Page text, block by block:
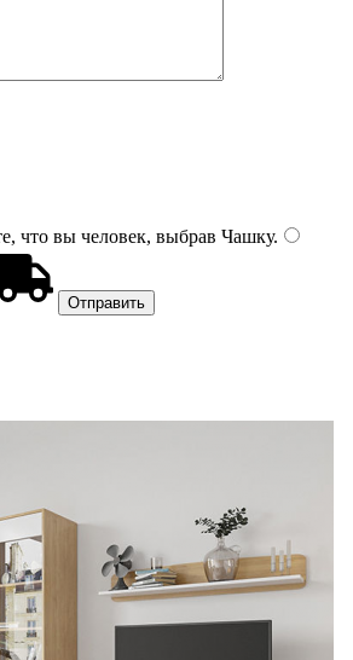
что вы человек, выбрав Чашку.